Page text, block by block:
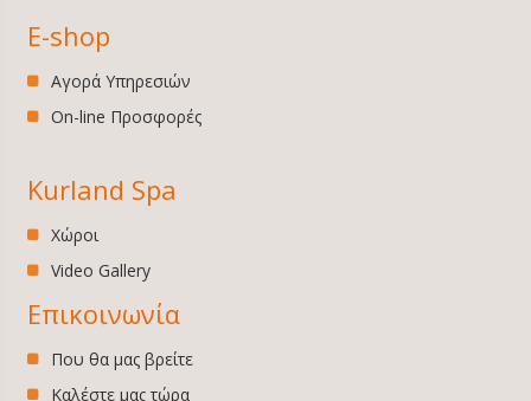
E-shop
Αγορά Υπηρεσιών
On-line Προσφορές
Kurland Spa
Χώροι
Video Gallery
Επικοινωνία
Που θα μας βρείτε
Καλέστε μας τώρα